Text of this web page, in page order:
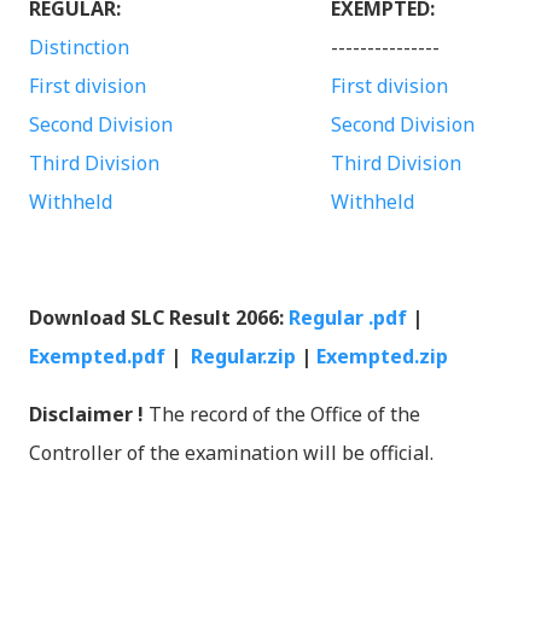
REGULAR:
EXEMPTED:
Distinction
---------------
First division
First division
Second Division
Second Division
Third Division
Third Division
Withheld
Withheld
Download SLC Result 2066: Regular .pdf |
Exempted.pdf | Regular.zip | Exempted.zip
Disclaimer ! The record of the Office of the
Controller of the examination will be official.